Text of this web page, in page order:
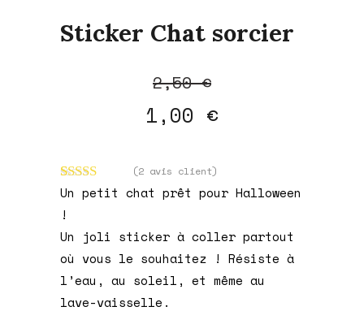
Sticker Chat sorcier
2,50€
Le
prix
initial
2,50 €.
1,00 €
Le
prix
actuel
1,00 €.
Noté5.00
sur 5 basé
sur
2
notations
client
(2 avis client)
Un petit chat prêt pour Halloween
!
Un joli sticker à coller partout
où vous le souhaitez ! Résiste à
l’eau, au soleil, et même au
lave-vaisselle.